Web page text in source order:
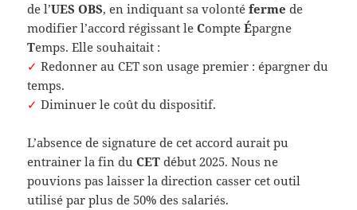
de l’UES OBS, en indiquant sa volontéfermede
modifier l’accord régissant leCompteÉpargne
Temps. Elle souhaitait :
✓ Redonner au CET son usage premier : épargner du
temps.
✓ Diminuer le coût du dispositif.
L’absence de signature de cet accord aurait pu
entrainer la fin duCET début 2025. Nous ne
pouvions pas laisser la direction casser cet outil
utilisé par plus de 50% des salariés.